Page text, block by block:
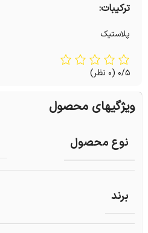
ترکیبات:
پلاستیک
0/5 (0 نظر)
ویژگیهای محصول
نوع محصول
برند